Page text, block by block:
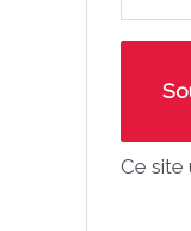
Ce site